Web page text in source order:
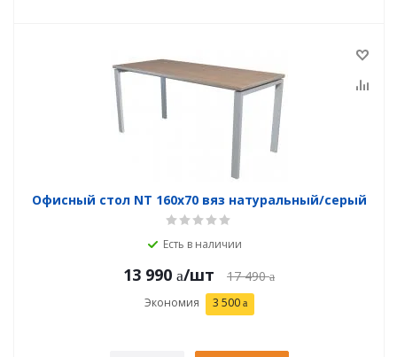
Офисный стол NT 160x70 вяз натуральный/серый
Есть в наличии
13 990 /шт 17 490
Экономия 3 500